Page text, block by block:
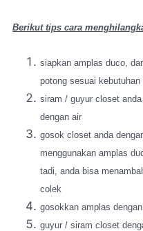
Berikut tips cara
siapkan amplas duco,
potong sesuai kebutuhan
siram / guyur closet anda
dengan air
gosok closet anda
menggunakan amplas
tadi, anda bisa
colek
gosokkan amplas
guyur / siram closet